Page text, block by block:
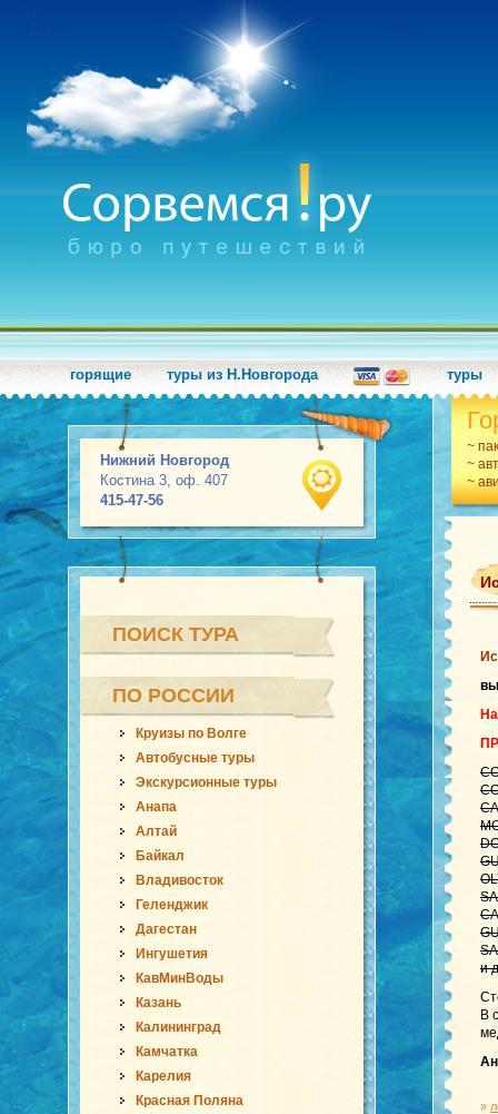
горящие туры из Н.Новгорода туры
Нижний Новгород
Костина 3, оф. 407
415-47-56
~
~
~
ПОИСК ТУРА
ПО РОССИИ
Круизы по Волге
Автобусные туры
Экскурсионные туры
Анапа
Алтай
Байкал
Владивосток
Геленджик
Дагестан
Ингушетия
КавМинВоды
Казань
Калининград
Камчатка
Карелия
Красная Поляна
и
В
»